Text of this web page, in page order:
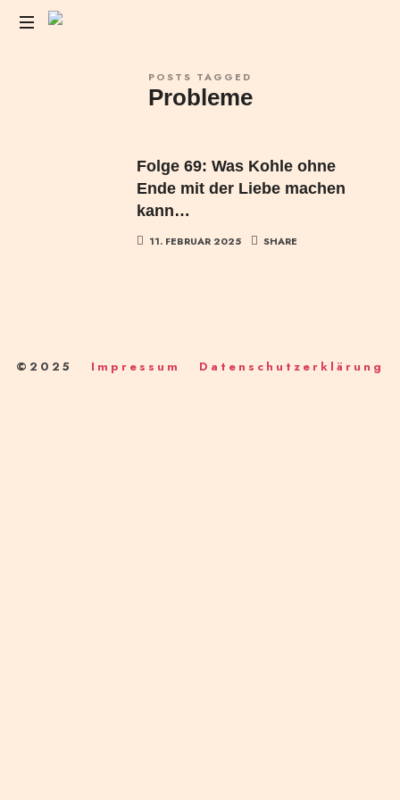
POSTS TAGGED
Probleme
Folge 69: Was Kohle ohne
Ende mit der Liebe machen
kann…
11. FEBRUAR 2025 SHARE
©2025 Impressum Datenschutzerklärung